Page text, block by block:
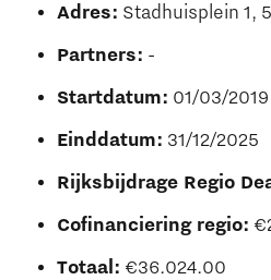
Adres: Stadhuisplein 1,
Partners: -
Startdatum: 01/03/2019
Einddatum: 31/12/2025
Rijksbijdrage Regio
Cofinanciering regio:
Totaal: €36.024.00